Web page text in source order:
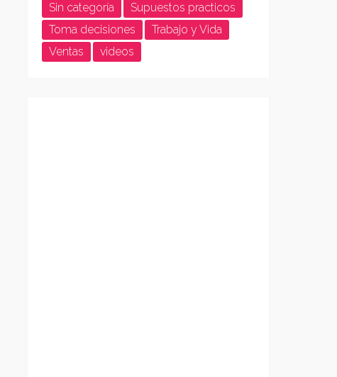
Sin categoría
Supuestos practicos
Toma decisiones
Trabajo y Vida
Ventas
videos